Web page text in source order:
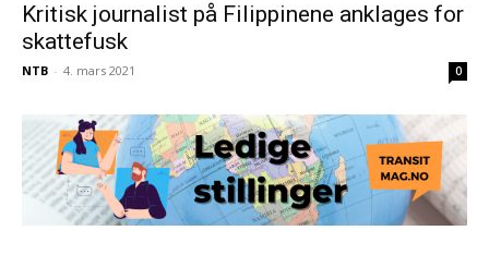
Kritisk journalist på Filippinene anklages for
skattefusk
NTB - 4. mars 2021 0